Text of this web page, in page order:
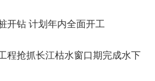
开钻 计划年内全面开工
程抢抓长江枯水窗口期完成水下